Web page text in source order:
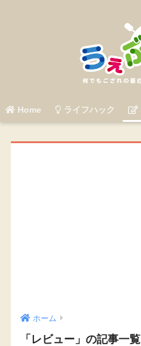
Home ライフハック
ホーム
「レビュー」の記事一覧